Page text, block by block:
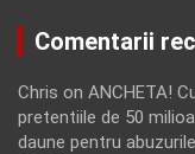
Comentarii
Chris on ANCHETA!
pretentiile de 50
daune pentru